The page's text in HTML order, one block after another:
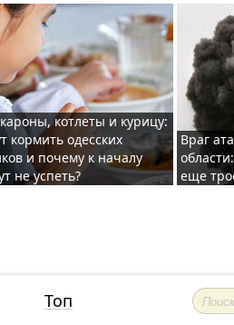
котлеты и курицу:
кормить одесских
и почему к началу
не успеть?
Враг
еще
Топ